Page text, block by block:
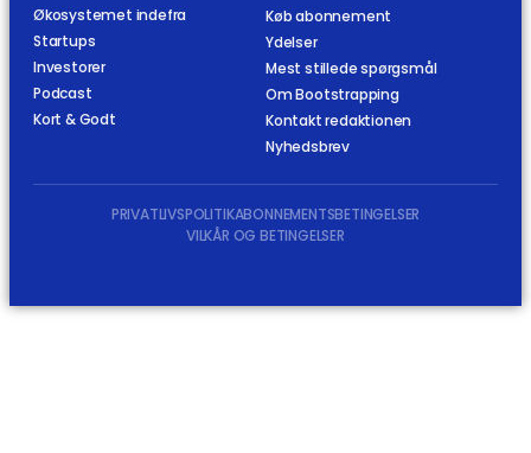
Økosystemet indefra
Startups
Investorer
Podcast
Kort & Godt
Køb abonnement
Ydelser
Mest stillede spørgsmål
Om Bootstrapping
Kontakt redaktionen
Nyhedsbrev
PRIVATLIVSPOLITIKABONNEMENTSBETINGELSER
VILKÅR OG BETINGELSER